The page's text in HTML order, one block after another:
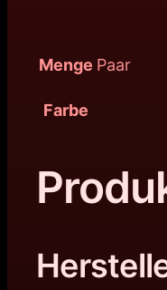
Menge Paar
Farbe